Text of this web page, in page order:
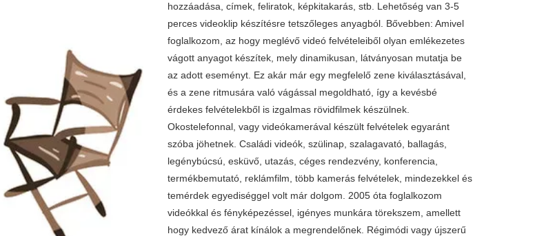
hozzáadása, címek, feliratok, képkitakarás, stb. Lehetőség van 3-5
perces videoklip készítésre tetszőleges anyagból. Bővebben: Amivel
foglalkozom, az hogy meglévő videó felvételeiből olyan emlékezetes
vágott anyagot készítek, mely dinamikusan, látványosan mutatja be
az adott eseményt. Ez akár már egy megfelelő zene kiválasztásával,
és a zene ritmusára való vágással megoldható, így a kevésbé
érdekes felvételekből is izgalmas rövidfilmek készülnek.
Okostelefonnal, vagy videókamerával készült felvételek egyaránt
szóba jöhetnek. Családi videók, szülinap, szalagavató, ballagás,
legénybúcsú, esküvő, utazás, céges rendezvény, konferencia,
termékbemutató, reklámfilm, több kamerás felvételek, mindezekkel és
temérdek egyediséggel volt már dolgom. 2005 óta foglalkozom
videókkal és fényképezéssel, igényes munkára törekszem, amellett
hogy kedvező árat kínálok a megrendelőnek. Régimódi vagy újszerű